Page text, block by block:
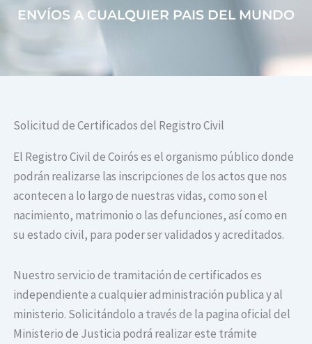
ENVÍOS A CUALQUIER PAIS DEL MUNDO
Solicitud de Certificados del Registro Civil
El Registro Civil de Coirós es el organismo público donde
podrán realizarse las inscripciones de los actos que nos
acontecen a lo largo de nuestras vidas, como son el
nacimiento, matrimonio o las defunciones, así como en
su estado civil, para poder ser validados y acreditados.
Nuestro servicio de tramitación de certificados es
independiente a cualquier administración publica y al
ministerio. Solicitándolo a través de la pagina oficial del
Ministerio de Justicia podrá realizar este trámite